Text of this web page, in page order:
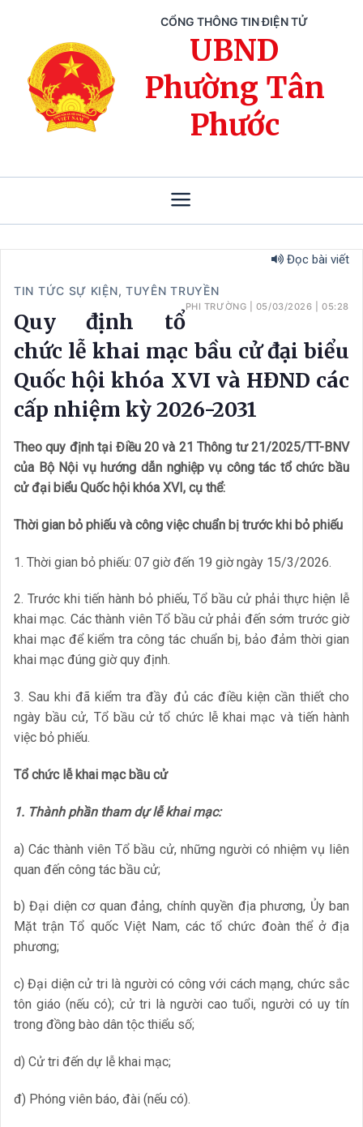
CỔNG THÔNG TIN ĐIỆN TỬ
UBND
Phường Tân
Phước
Đọc bài viết
TIN TỨC SỰ KIỆN, TUYÊN TRUYỀN
PHI TRƯỜNG 05/03/2026 |05:28
Quy định tổ
chức lễ khai mạc bầu cử đại biểu
Quốc hội khóa XVI và HĐND các
cấp nhiệm kỳ 2026-2031
Theo quy định tại Điều 20 và 21 Thông tư 21/2025/TT-BNV
của Bộ Nội vụ hướng dẫn nghiệp vụ công tác tổ chức bầu
cử đại biểu Quốc hội khóa XVI, cụ thể:
Thời gian bỏ phiếu và công việc chuẩn bị trước khi bỏ phiếu
1. Thời gian bỏ phiếu: 07 giờ đến 19 giờ ngày 15/3/2026.
2. Trước khi tiến hành bỏ phiếu, Tổ bầu cử phải thực hiện lễ
khai mạc. Các thành viên Tổ bầu cử phải đến sớm trước giờ
khai mạc để kiểm tra công tác chuẩn bị, bảo đảm thời gian
khai mạc đúng giờ quy định.
3. Sau khi đã kiểm tra đầy đủ các điều kiện cần thiết cho
ngày bầu cử, Tổ bầu cử tổ chức lễ khai mạc và tiến hành
việc bỏ phiếu.
Tổ chức lễ khai mạc bầu cử
1. Thành phần tham dự lễ khai mạc:
a) Các thành viên Tổ bầu cử, những người có nhiệm vụ liên
quan đến công tác bầu cử;
b) Đại diện cơ quan đảng, chính quyền địa phương, Ủy ban
Mặt trận Tổ quốc Việt Nam, các tổ chức đoàn thể ở địa
phương;
c) Đại diện cử tri là người có công với cách mạng, chức sắc
tôn giáo (nếu có); cử tri là người cao tuổi, người có uy tín
trong đồng bào dân tộc thiểu số;
d) Cử tri đến dự lễ khai mạc;
đ) Phóng viên báo, đài (nếu có).